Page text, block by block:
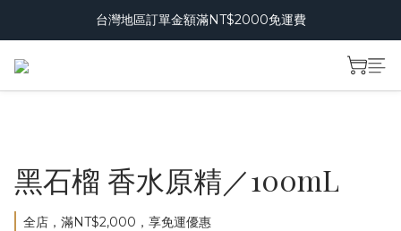
台灣地區訂單金額滿NT$2000免運費
黑石榴 香水原精／100mL
全店，滿NT$2,000，享免運優惠